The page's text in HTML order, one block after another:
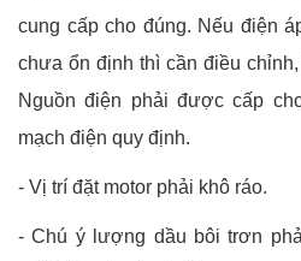
cung cấp cho đúng. Nếu điện
chưa ổn định thì cần điều
Nguồn điện phải được cấp
mạch điện quy định.
- Vị trí đặt motor phải khô ráo.
- Chú ý lượng dầu bôi trơn